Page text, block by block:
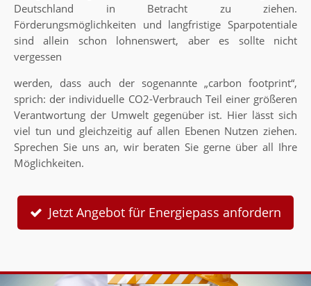
Deutschland in Betracht zu ziehen.
Förderungsmöglichkeiten und langfristige Sparpotentiale
sind allein schon lohnenswert, aber es sollte nicht
vergessen
werden, dass auch der sogenannte „carbon footprint“,
sprich: der individuelle CO2-Verbrauch Teil einer größeren
Verantwortung der Umwelt gegenüber ist. Hier lässt sich
viel tun und gleichzeitig auf allen Ebenen Nutzen ziehen.
Sprechen Sie uns an, wir beraten Sie gerne über all Ihre
Möglichkeiten.
Jetzt Angebot für Energiepass anfordern